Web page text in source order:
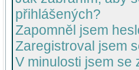
přihlášených?
Zapomněl jsem
Zaregistroval jsem
V minulosti jsem se